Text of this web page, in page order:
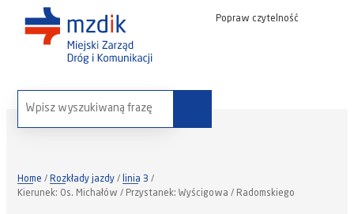
Popraw czytelność
wyszukaj na stronie:
Home Rozkłady jazdy
linia 3
Kierunek: Os. Michałów / Przystanek: Wyścigowa / Radomskiego